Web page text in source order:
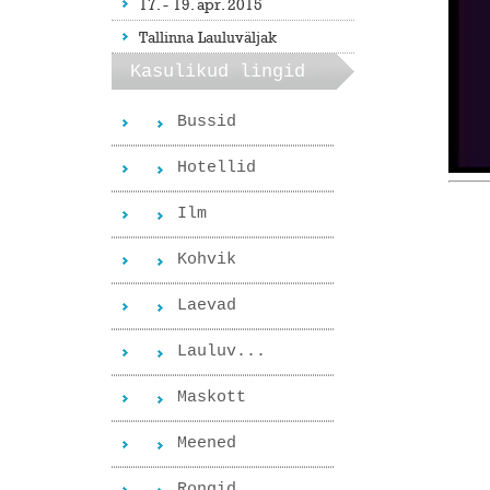
17. - 19. apr. 2015
Tallinna Lauluväljak
Kasulikud lingid
Bussid
Hotellid
Ilm
Kohvik
Laevad
Lauluv...
Maskott
Meened